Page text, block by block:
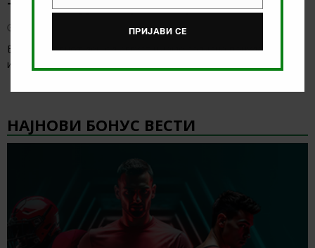
Тикет на денот (сабота, 01.08.2026)
Веќе во првиот ден од август имаме солидна понуда, а во
иднина таа ќе биде
НАЈНОВИ БОНУС ВЕСТИ
ПРИЈАВИ СЕ